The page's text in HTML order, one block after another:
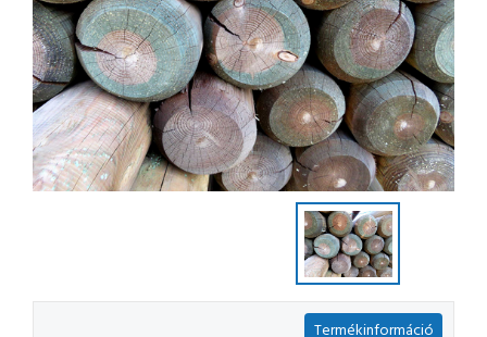
Termékinformáció